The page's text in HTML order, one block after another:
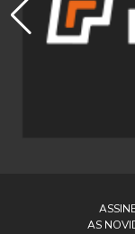
AS